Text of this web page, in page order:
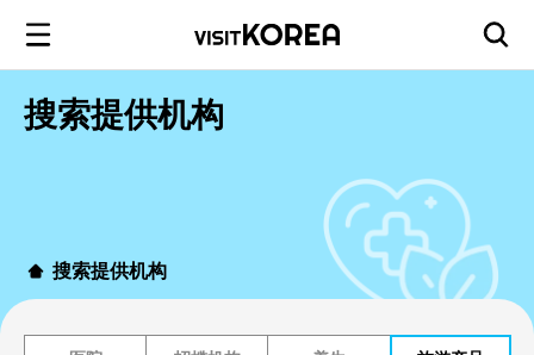
搜索提供机构
搜索提供机构